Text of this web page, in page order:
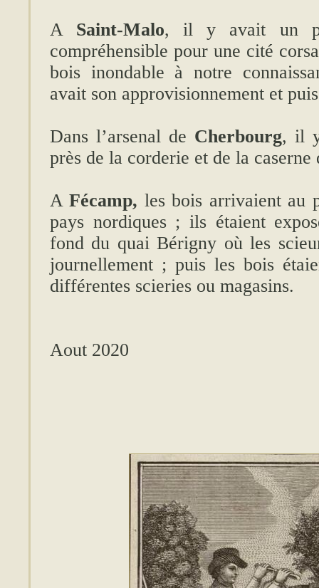
A Saint-Malo, il y avait un
compréhensible pour une cité
bois inondable à notre
avait son approvisionnement et
Dans l’arsenal de Cherbourg, il
près de la corderie et de la
AFécamp, les bois arrivaient au
pays nordiques ; ils étaient
fond du quai Bérigny où les
journellement ; puis les bois
différentes scieries ou magasins.
Aout 2020